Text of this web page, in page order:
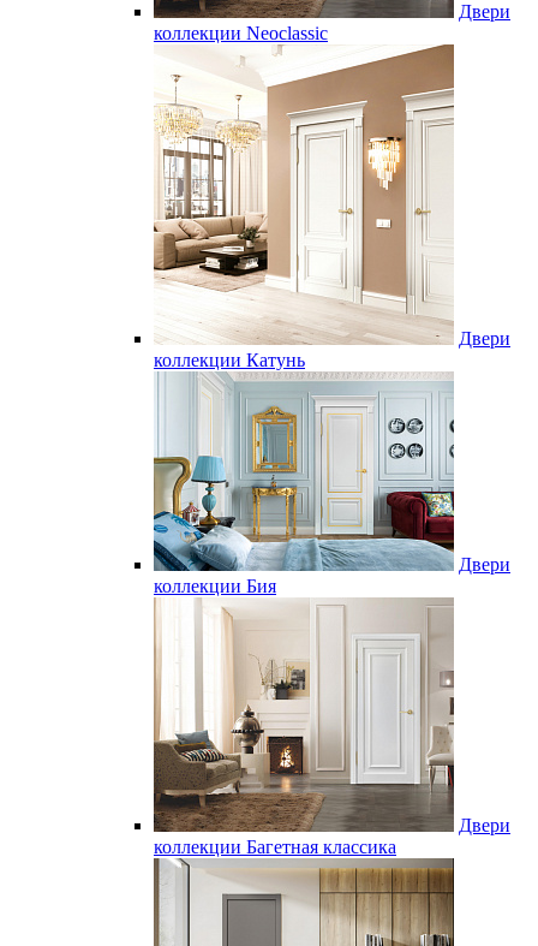
Двери
коллекции Neoclassic
Двери
коллекции Катунь
Двери
коллекции Бия
Двери
коллекции Багетная классика